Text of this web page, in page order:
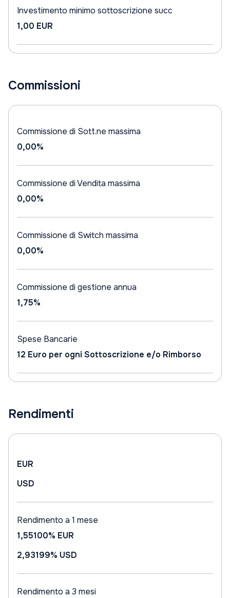
Investimento minimo sottoscrizione succ
1,00 EUR
Commissioni
Commissione di Sott.ne massima
0,00%
Commissione di Vendita massima
0,00%
Commissione di Switch massima
0,00%
Commissione di gestione annua
1,75%
Spese Bancarie
12 Euro per ogni Sottoscrizione e/o Rimborso
Rendimenti
EUR
USD
Rendimento a 1 mese
1,55100% EUR
2,93199% USD
Rendimento a 3 mesi